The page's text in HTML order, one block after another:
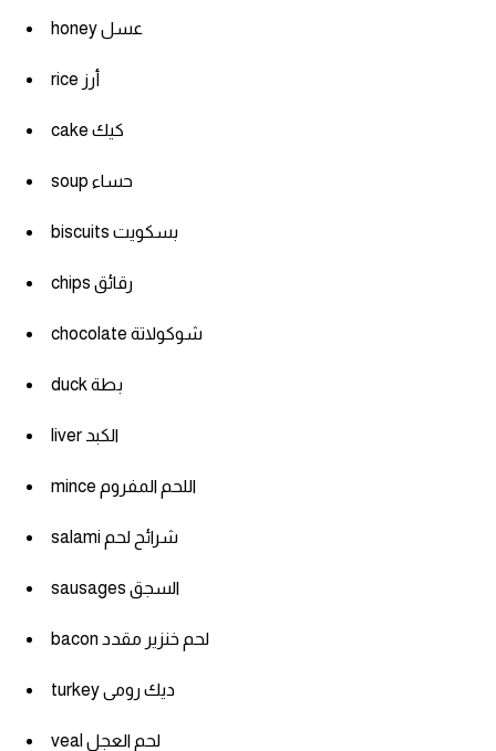
honey عسل
rice أرز
cake كيك
soup حساء
biscuits بسكويت
chips رقائق
chocolate شوكولاتة
duck بطة
liver الكبد
mince اللحم المفروم
salami شرائح لحم
sausages السجق
bacon لحم خنزير مقدد
turkey ديك رومى
veal لحم العجل